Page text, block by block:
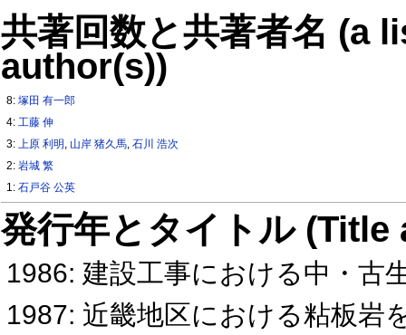
共著回数と共著者名 (a
author(s))
8:塚田 有一郎
4:工藤 伸
3:上原 利明 , 山岸 猪久馬,石川 浩次
2:岩城 繁
1:石戸谷 公英
発行年とタイトル
1986: 建設工事における中・古
1987: 近畿地区における粘板岩